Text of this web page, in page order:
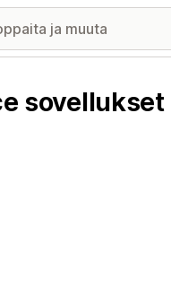
sovellukset